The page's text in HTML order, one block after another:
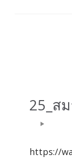
25_ส
Audio
https://